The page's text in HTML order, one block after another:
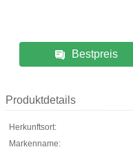
Bestpreis
Produktdetails
Herkunftsort:
Markenname: